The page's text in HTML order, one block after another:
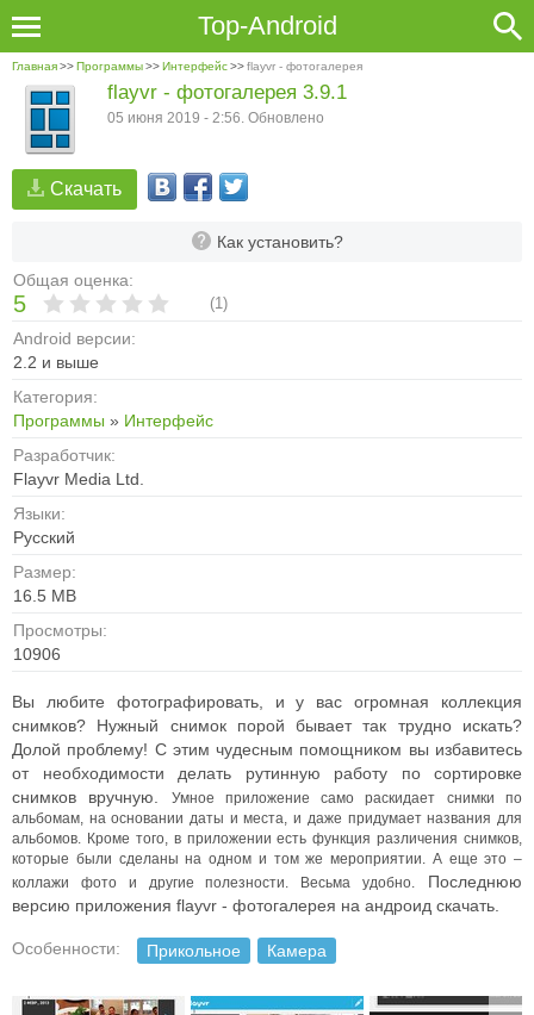
Top-Android
Главная>>Программы>>Интерфейс>>flayvr - фотогалерея
Скачать
Как установить?
Общая оценка:
5 (1)
Android версии:
2.2 и выше
Категория:
Программы » Интерфейс
Разработчик:
Flayvr Media Ltd.
Языки:
Русский
Размер:
16.5 MB
Просмотры:
10906
flayvr - фотогалерея 3.9.1
05 июня 2019 - 2:56. Обновлено
Вы любите фотографировать, и у вас огромная коллекция
снимков? Нужный снимок порой бывает так трудно искать?
Долой проблему! С этим чудесным помощником вы избавитесь
от необходимости делать рутинную работу по сортировке
снимков вручную.
Умное приложение само раскидает снимки по
альбомам, на основании даты и места, и даже придумает названия для
альбомов. Кроме того, в приложении есть функция различения снимков,
которые были сделаны на одном и том же мероприятии. А еще это –
коллажи фото и другие полезности. Весьма удобно. Последнюю
версию приложения flayvr - фотогалерея на андроид скачать.
Особенности: Прикольное Камера